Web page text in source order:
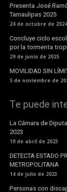
Presenta José
Tamaulipas 2025
24 de octubre de 2024
Concluye ciclo
por la tormenta
29 de junio de 2025
MOVILIDAD SIN
5 de noviembre de
Te puede
La Cámara de
2023
19 de abril de 2023
DETECTA ESTADO
METROPOLITANA
14 de julio de 2023
Personas con